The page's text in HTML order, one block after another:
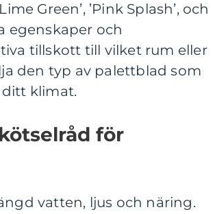
Green’, ’Pink Splash’, och
egenskaper och
tillskott till vilket rum eller
den typ av palettblad som
ditt klimat.
för
vatten, ljus och näring.